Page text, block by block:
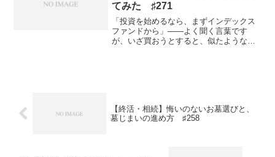
てみた ♯271
「投資を始めるなら、まずインデックス
ファンドから」——よく聞く言葉です
が、いざ買おうとすると、似たような商
【終活・相続】悔いのないお墓選びと、
墓じまいの進め方 ♯258